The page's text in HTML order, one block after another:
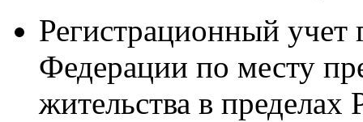
Регистрационный учет
Федерации по месту
жительства в